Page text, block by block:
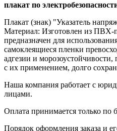
плакат по
Плакат (знак) "Указатель
Материал: Изготовлен из ПВХ-
предназначен для
самоклеящиеся пленки
адгезии и
с их применением, долго
Наша компания работает с
лицами.
Оплата принимается только по
Порядок оформления заказа и